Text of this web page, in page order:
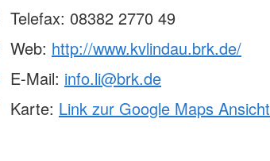
Telefax: 08382 2770 49
Web: http://www.kvlindau.brk.de/
E-Mail: info.li@brk.de
Karte: Link zur Google Maps Ansicht